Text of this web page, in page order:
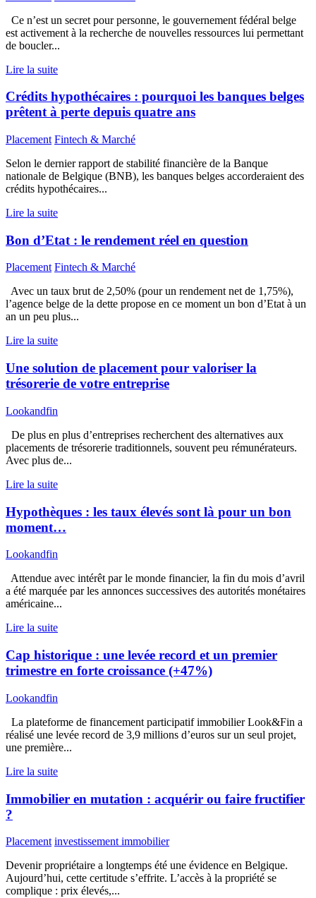
Ce n’est un secret pour personne, le gouvernement fédéral belge
est activement à la recherche de nouvelles ressources lui permettant
de boucler...
Lire la suite
Crédits hypothécaires : pourquoi les banques belges
prêtent à perte depuis quatre ans
Placement Fintech & Marché
Selon le dernier rapport de stabilité financière de la Banque
nationale de Belgique (BNB), les banques belges accorderaient des
crédits hypothécaires...
Lire la suite
Bon d’Etat : le rendement réel en question
Placement Fintech & Marché
Avec un taux brut de 2,50% (pour un rendement net de 1,75%),
l’agence belge de la dette propose en ce moment un bon d’Etat à un
an un peu plus...
Lire la suite
Une solution de placement pour valoriser la
trésorerie de votre entreprise
Lookandfin
De plus en plus d’entreprises recherchent des alternatives aux
placements de trésorerie traditionnels, souvent peu rémunérateurs.
Avec plus de...
Lire la suite
Hypothèques : les taux élevés sont là pour un bon
moment…
Lookandfin
Attendue avec intérêt par le monde financier, la fin du mois d’avril
a été marquée par les annonces successives des autorités monétaires
américaine...
Lire la suite
Cap historique : une levée record et un premier
trimestre en forte croissance (+47%)
Lookandfin
La plateforme de financement participatif immobilier Look&Fin a
réalisé une levée record de 3,9 millions d’euros sur un seul projet,
une première...
Lire la suite
Immobilier en mutation : acquérir ou faire fructifier
?
Placement investissement immobilier
Devenir propriétaire a longtemps été une évidence en Belgique.
Aujourd’hui, cette certitude s’effrite. L’accès à la propriété se
complique : prix élevés,...